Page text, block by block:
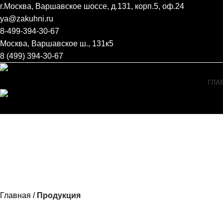
г.Москва, Варшавское шоссе, д.131, корп.5, оф.24
ya@zakuhni.ru
8-499-394-30-67
Москва, Варшавское ш., 131к5
8 (499) 394-30-67
Главная Продукция